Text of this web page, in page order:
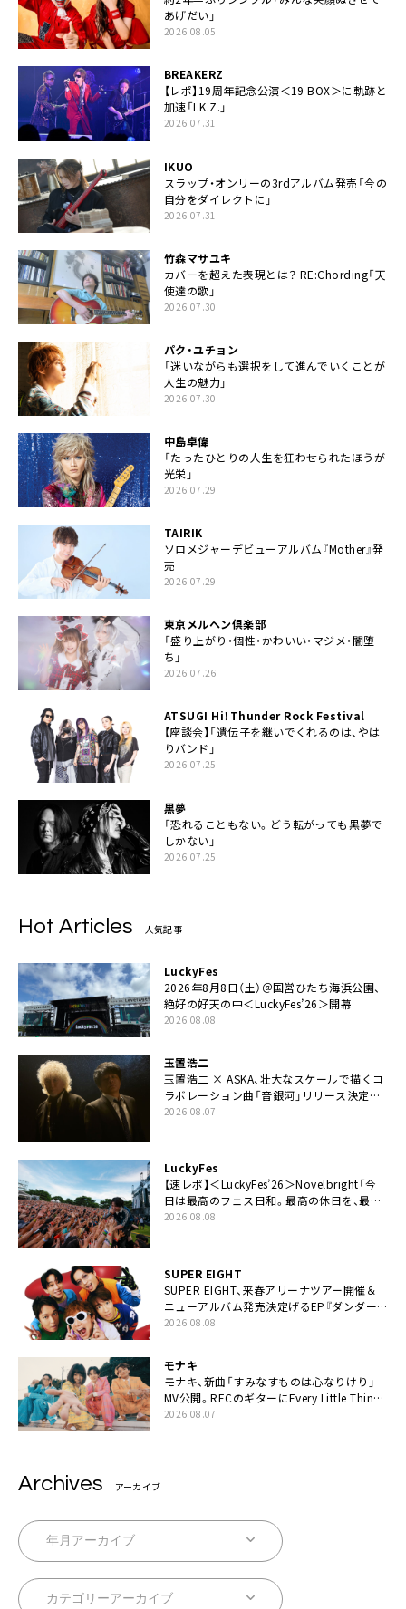
あげだい」
2026.08.05
BREAKERZ
【レポ】19周年記念公演＜19 BOX＞に軌跡と
加速「I.K.Z.」
2026.07.31
IKUO
スラップ・オンリーの3rdアルバム発売「今の
自分をダイレクトに」
2026.07.31
竹森マサユキ
カバーを超えた表現とは？ RE:Chording「天
使達の歌」
2026.07.30
パク・ユチョン
「迷いながらも選択をして進んでいくことが
人生の魅力」
2026.07.30
中島卓偉
「たったひとりの人生を狂わせられたほうが
光栄」
2026.07.29
TAIRIK
ソロメジャーデビューアルバム『Mother』発
売
2026.07.29
東京メルヘン倶楽部
「盛り上がり・個性・かわいい・マジメ・闇堕
ち」
2026.07.26
ATSUGI Hi！Thunder Rock Festival
【座談会】「遺伝子を継いでくれるのは、やは
りバンド」
2026.07.25
黒夢
「恐れることもない。どう転がっても黒夢で
しかない」
2026.07.25
Hot Articles 人気記事
LuckyFes
2026年8月8日（土）＠国営ひたち海浜公園、
絶好の好天の中＜LuckyFes’26＞開幕
2026.08.08
玉置浩二
玉置浩二 × ASKA、壮大なスケールで描くコ
ラボレーション曲「音銀河」リリース決定。
カップリングには新曲「命の宿り」収録も
2026.08.07
LuckyFes
【速レポ】＜LuckyFes’26＞Novelbright「今
日は最高のフェス日和。最高の休日を、最高
の夏休みを作っていきたい」
2026.08.08
SUPER EIGHT
SUPER EIGHT、来春アリーナツアー開催＆
ニューアルバム発売決定げるEP『ダンダー
ラ』本日リリース
2026.08.08
モナキ
モナキ、新曲「すみなすものは心なりけり」
MV公開。RECのギターにEvery Little Thing・
伊藤一朗参加も
2026.08.07
Archives アーカイブ